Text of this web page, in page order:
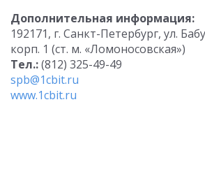
Дополнительная информация:
192171, г. Санкт-Петербург, ул.
корп. 1 (ст. м. «Ломоносовская»)
Тел.:(812) 325-49-49
spb@1cbit.ru
www.1cbit.ru